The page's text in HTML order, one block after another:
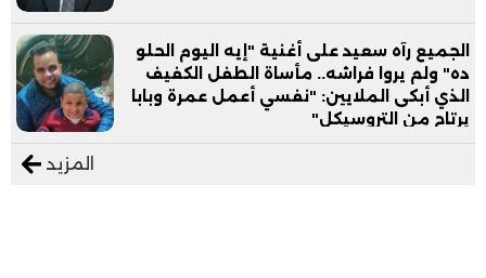
الجميع رآه سعيد على أغنية "إيه اليوم الحلو
ده" ولم يروا فراشه.. مأساة الطفل الكفيف
الذي أبكى الملايين: "نفسي أعمل عمرة وبابا
يرتاح من التروسيكل"
المزيد